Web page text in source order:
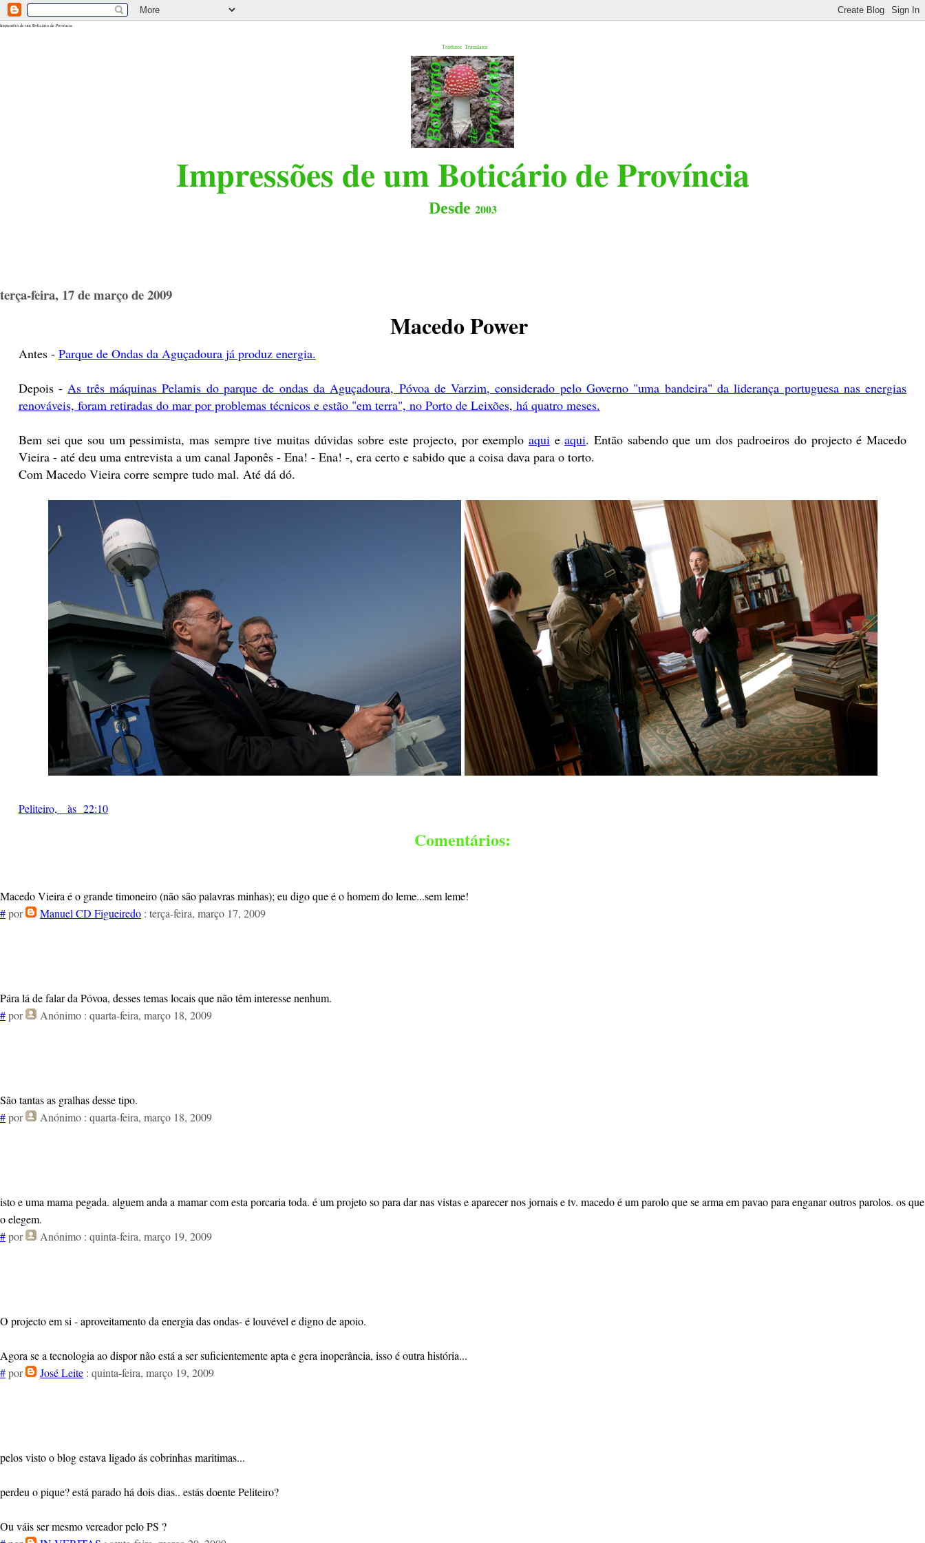
<$BlogRSDUrl$>
Impressões de um Boticário de Província
Tradutor Translator
Impressões de um Boticário de Província
Desde 2003
terça-feira, 17 de março de 2009
Macedo Power
Antes - Parque de Ondas da Aguçadoura já produz energia.
Depois - As três máquinas Pelamis do parque de ondas da Aguçadoura, Póvoa de Varzim, considerado pelo Governo "uma bandeira" da liderança portuguesa nas energias
renováveis, foram retiradas do mar por problemas técnicos e estão "em terra", no Porto de Leixões, há quatro meses.
Bem sei que sou um pessimista, mas sempre tive muitas dúvidas sobre este projecto, por exemplo aqui eaqui. Então sabendo que um dos padroeiros do projecto é Macedo
Vieira - até deu uma entrevista a um canal Japonês - Ena! - Ena! -, era certo e sabido que a coisa dava para o torto.
Com Macedo Vieira corre sempre tudo mal. Até dá dó.
Peliteiro, às 22:10
Comentários:
Macedo Vieira é o grande timoneiro (não são palavras minhas); eu digo que é o homem do leme...sem leme!
#por Manuel CD Figueiredo : terça-feira, março 17, 2009
Pára lá de falar da Póvoa, desses temas locais que não têm interesse nenhum.
#por Anónimo : quarta-feira, março 18, 2009
São tantas as gralhas desse tipo.
#por Anónimo : quarta-feira, março 18, 2009
isto e uma mama pegada. alguem anda a mamar com esta porcaria toda. é um projeto so para dar nas vistas e aparecer nos jornais e tv. macedo é um parolo que se arma em pavao para enganar outros parolos. os que
o elegem.
#por Anónimo : quinta-feira, março 19, 2009
O projecto em si - aproveitamento da energia das ondas- é louvével e digno de apoio.
Agora se a tecnologia ao dispor não está a ser suficientemente apta e gera inoperância, isso é outra história...
#por José Leite : quinta-feira, março 19, 2009
pelos visto o blog estava ligado ás cobrinhas maritimas...
perdeu o pique? está parado há dois dias.. estás doente Peliteiro?
Ou váis ser mesmo vereador pelo PS ?